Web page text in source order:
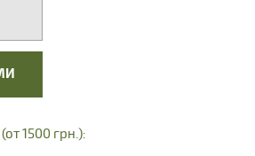
(от 1500 грн.):